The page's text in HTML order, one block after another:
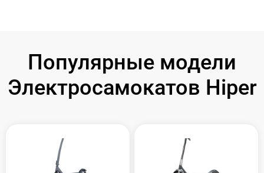
Популярные модели
Электросамокатов Hiper